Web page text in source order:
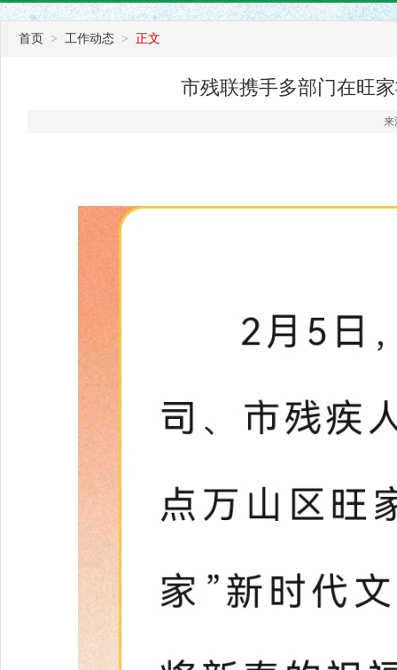
首页 > 工作动态 > 正文
市残联携手多部门在旺
来